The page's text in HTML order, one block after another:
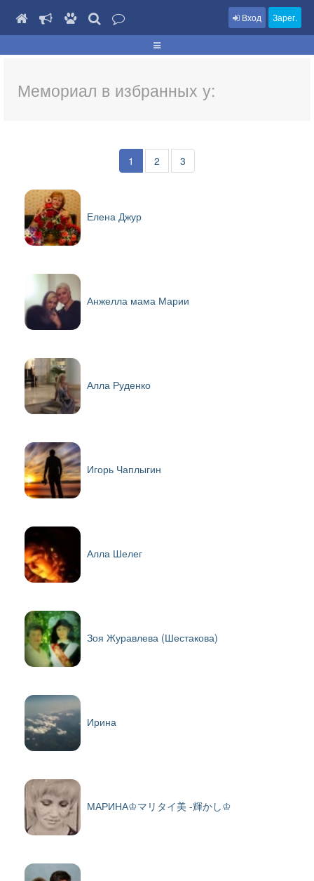
Вход Зарег.
Мемориал в избранных у:
1 2 3
Елена Джур
Анжелла мама Марии
Алла Руденко
Игорь Чаплыгин
Алла Шелег
Зоя Журавлева (Шестакова)
Ирина
МАРИНА♔マリタイ美 -輝かし♔